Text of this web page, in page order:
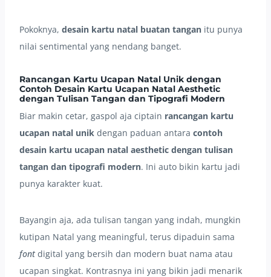
Pokoknya, desain kartu natal buatan tangan itu punya
nilai sentimental yang nendang banget.
Rancangan Kartu Ucapan Natal Unik dengan
Contoh Desain Kartu Ucapan Natal Aesthetic
dengan Tulisan Tangan dan Tipografi Modern
Biar makin cetar, gaspol aja ciptain rancangan kartu
ucapan natal unik dengan paduan antara contoh
desain kartu ucapan natal aesthetic dengan tulisan
tangan dan tipografi modern. Ini auto bikin kartu jadi
punya karakter kuat.
Bayangin aja, ada tulisan tangan yang indah, mungkin
kutipan Natal yang meaningful, terus dipaduin sama
fontdigital yang bersih dan modern buat nama atau
ucapan singkat. Kontrasnya ini yang bikin jadi menarik